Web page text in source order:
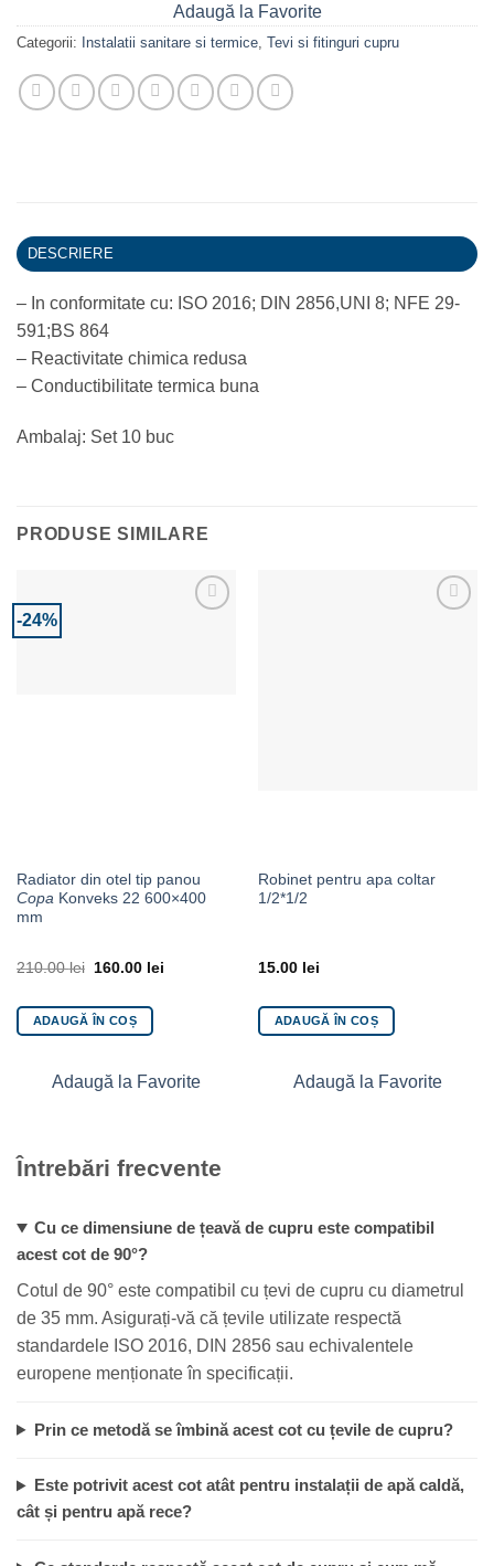
Adaugă la Favorite
Categorii: Instalatii sanitare si termice Tevi si fitinguri cupru
DESCRIERE
– In conformitate cu: ISO 2016; DIN 2856,UNI 8; NFE 29-
591;BS 864
– Reactivitate chimica redusa
– Conductibilitate termica buna
Ambalaj: Set 10 buc
PRODUSE SIMILARE
-24%
Radiator din otel tip panou
Copa Konveks 22 600×400
mm
210.00lei 160.00 lei
ADAUGĂ ÎN COȘ
Adaugă la Favorite
Robinet pentru apa coltar
1/2*1/2
15.00 lei
ADAUGĂ ÎN COȘ
Adaugă la Favorite
Întrebări frecvente
Cu ce dimensiune de țeavă de cupru este compatibil
acest cot de 90°?
Cotul de 90° este compatibil cu țevi de cupru cu diametrul
de 35 mm. Asigurați-vă că țevile utilizate respectă
standardele ISO 2016, DIN 2856 sau echivalentele
europene menționate în specificații.
Prin ce metodă se îmbină acest cot cu țevile de cupru?
Este potrivit acest cot atât pentru instalații de apă caldă,
cât și pentru apă rece?